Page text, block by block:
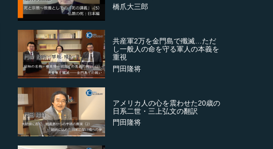
橋爪大三郎
共産軍2万を金門島で殲滅…ただ
し一般人の命を守る軍人の本義を
重視
門田隆将
アメリカ人の心を震わせた20歳の
日系二世・三上弘文の翻訳
門田隆将